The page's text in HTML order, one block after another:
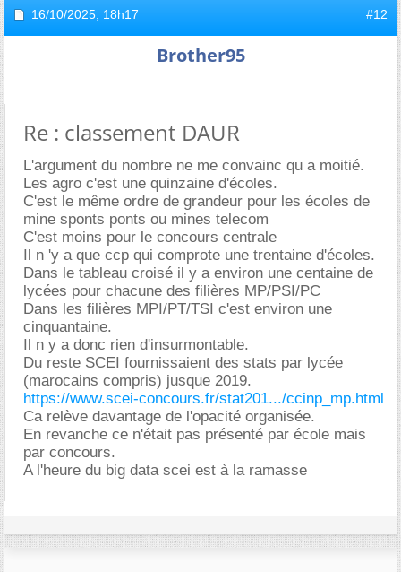
16/10/2025, 18h17 #12
Brother95
Re : classement DAUR
L'argument du nombre ne me convainc qu a moitié.
Les agro c'est une quinzaine d'écoles.
C'est le même ordre de grandeur pour les écoles de
mine sponts ponts ou mines telecom
C'est moins pour le concours centrale
Il n 'y a que ccp qui comprote une trentaine d'écoles.
Dans le tableau croisé il y a environ une centaine de
lycées pour chacune des filières MP/PSI/PC
Dans les filières MPI/PT/TSI c'est environ une
cinquantaine.
Il n y a donc rien d'insurmontable.
Du reste SCEI fournissaient des stats par lycée
(marocains compris) jusque 2019.
https://www.scei-concours.fr/stat201.../ccinp_mp.html
Ca relève davantage de l'opacité organisée.
En revanche ce n'était pas présenté par école mais
par concours.
A l'heure du big data scei est à la ramasse